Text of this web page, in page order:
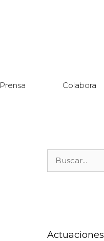
Prensa Colabora
Actuaciones